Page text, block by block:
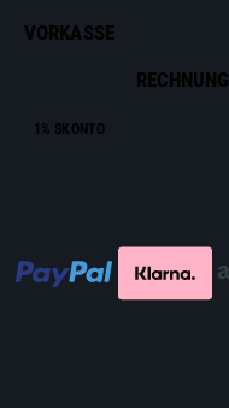
VORKASSE
1% SKONTO
RECHNUNG